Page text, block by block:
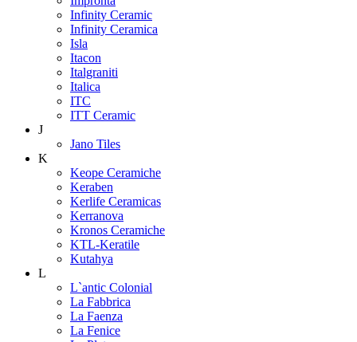
Infinity Ceramic
Infinity Ceramica
Isla
Itacon
Italgraniti
Italica
ITC
ITT Ceramic
J
Jano Tiles
K
Keope Ceramiche
Keraben
Kerlife Ceramicas
Kerranova
Kronos Ceramiche
KTL-Keratile
Kutahya
L
L`antic Colonial
La Fabbrica
La Faenza
La Fenice